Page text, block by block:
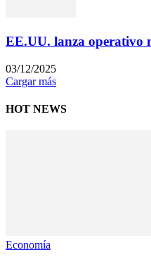
EE.UU. lanza operativo
03/12/2025
Cargar más
HOT NEWS
Economía